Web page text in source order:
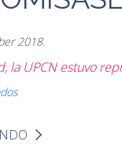
2018.
la UPCN estuvo